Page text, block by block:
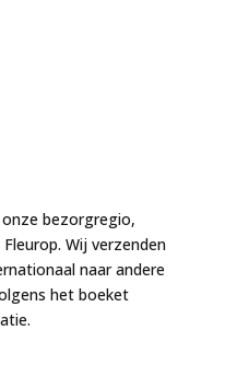
bezorgregio,
Wij verzenden
naar andere
het boeket